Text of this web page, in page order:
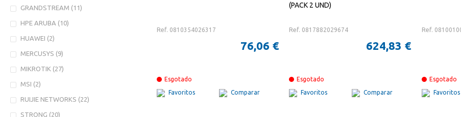
Ref. 0810354026317
76,06 €
Esgotado
Favoritos
Comparar
(PACK 2 UND)
Ref. 0817882029674
624,83 €
Esgotado
Favoritos
Comparar
Ref.
Esgotado
Favoritos
GRANDSTREAM 11ITENS
HPE ARUBA 10ITENS
HUAWEI 2ITENS
MERCUSYS 9ITENS
MIKROTIK 27ITENS
MSI 2ITENS
RUIJIE NETWORKS 22ITENS
STRONG 20ITENS